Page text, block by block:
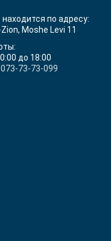
по адресу:
Moshe Levi 11
до 18:00
073-73-73-099